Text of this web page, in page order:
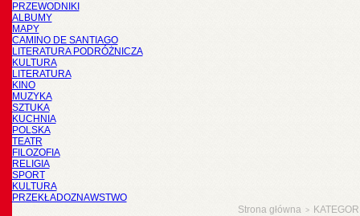
PRZEWODNIKI
ALBUMY
MAPY
CAMINO DE SANTIAGO
LITERATURA PODRÓŻNICZA
KULTURA
LITERATURA
KINO
MUZYKA
SZTUKA
KUCHNIA
POLSKA
TEATR
FILOZOFIA
RELIGIA
SPORT
KULTURA
PRZEKŁADOZNAWSTWO
Strona główna >